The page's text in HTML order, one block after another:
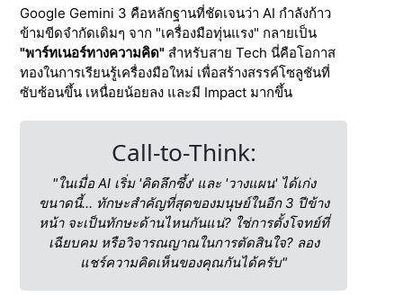
Google Gemini 3 คือหลักฐานที่ชัดเจนว่า AI กำลังก้าว
ข้ามขีดจำกัดเดิมๆ จาก "เครื่องมือทุ่นแรง" กลายเป็น
"พาร์ทเนอร์ทางความคิด" สำหรับสาย Tech นี่คือโอกาส
ทองในการเรียนรู้เครื่องมือใหม่ เพื่อสร้างสรรค์โซลูชันที่
ซับซ้อนขึ้น เหนื่อยน้อยลง และมี Impact มากขึ้น
Call-to-Think:
"ในเมื่อ AI เริ่ม 'คิดลึกซึ้ง' และ 'วางแผน' ได้เก่ง
ขนาดนี้... ทักษะสำคัญที่สุดของมนุษย์ในอีก 3 ปีข้าง
หน้า จะเป็นทักษะด้านไหนกันแน่? ใช่การตั้งโจทย์ที่
เฉียบคม หรือวิจารณญาณในการตัดสินใจ? ลอง
แชร์ความคิดเห็นของคุณกันได้ครับ"